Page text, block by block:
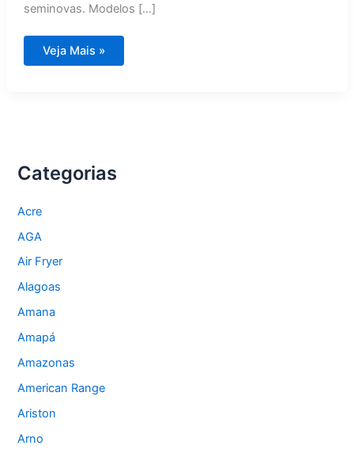
seminovas. Modelos […]
Geladeiras
dominam
Veja Mais »
Categorias
Acre
AGA
Air Fryer
Alagoas
Amana
Amapá
Amazonas
American Range
Ariston
Arno